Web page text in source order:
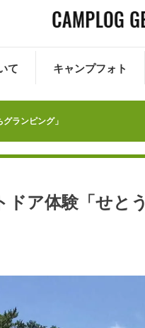
て キャンプフォト
ランピング」
ドア体験「せと